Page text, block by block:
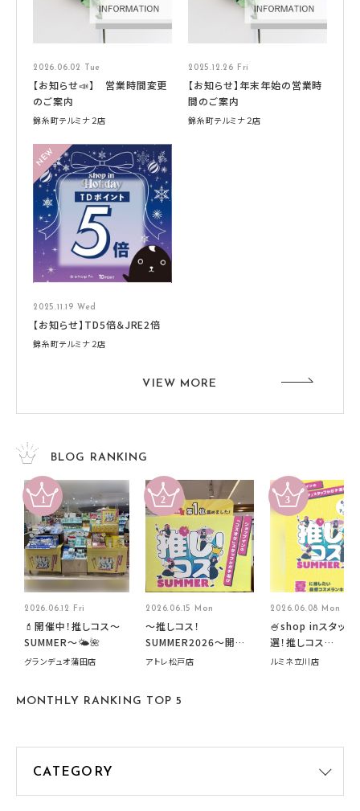
2026.06.02 Tue
【お知らせ📣】 営業時間変更
のご案内
錦糸町テルミナ２店
2025.12.26 Fri
【お知らせ】年末年始の営業時
間のご案内
錦糸町テルミナ２店
2025.11.19 Wed
【お知らせ】TD5倍＆JRE2倍
錦糸町テルミナ２店
VIEW MORE
BLOG RANKING
2026.06.12 Fri
💄開催中！推しコス〜
SUMMER〜🌤️🌺
グランデュオ蒲田店
2026.06.15 Mon
～推しコス！
SUMMER2026～開催
中です！
アトレ松戸店
2026.06.08 Mon
🍧shop inスタッフ
選！推しコス
summer2026開催
ルミネ立川店
MONTHLY RANKING TOP 5